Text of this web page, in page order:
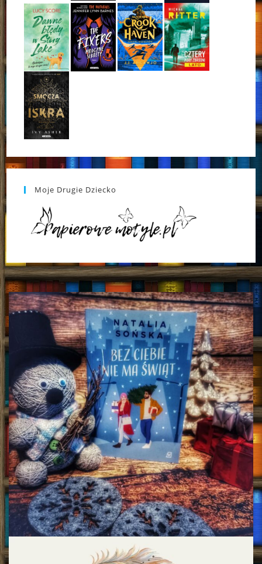
Moje Drugie Dziecko